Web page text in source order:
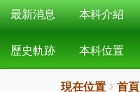
最新消息 本科介紹
歷史軌跡 本科位置
現在位置 首頁